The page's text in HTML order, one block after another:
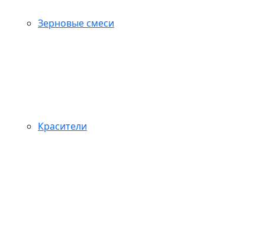
Зерновые смеси
Красители